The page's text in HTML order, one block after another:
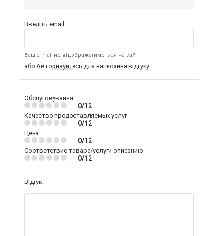
Введіть email:
Ваш e-mail не відображатиметься на сайті
або Авторизуйтесь для написання відгуку
Обслуговування
0/12
Качество предоставляемых услуг
0/12
Цена
0/12
Соответствие товара/услуги описанию
0/12
Відгук: